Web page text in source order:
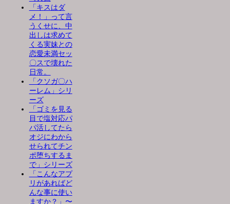
「キスはダ
メ！」って言
うくせに、中
出しは求めて
くる実妹との
恋愛未満セッ
〇スで壊れた
日常。
「クソガ〇ハ
ーレム」シリ
ーズ
「ゴミを見る
目で塩対応パ
パ活してたら
オジにわから
せられてチン
ポ堕ちするま
で」シリーズ
「こんなアプ
リがあればど
んな事に使い
ますか？」〜